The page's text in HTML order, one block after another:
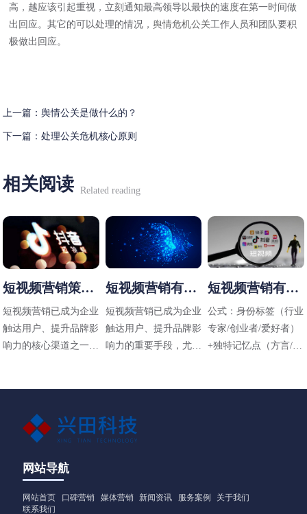
高，越应该引起重视，立刻通知最高领导以最快的速度在第一时间做
出回应。其它的可以处理的情况，舆情危机公关工作人员和团队要积
极做出回应。
上一篇：舆情公关是做什么的？
下一篇：处理公关危机核心原则
相关阅读 Related reading
短视频营销策略
有哪些
短视频营销已成为企业
触达用户、提升品牌影
响力的核心渠道之一，
见的短视频营销策略及
应用方向：
短视频营销有哪
些方法
短视频营销已成为企业
触达用户、提升品牌影
响力的重要手段，尤其
行业（包括工业领域如
阀门企业）的短视频营
短视频营销有哪
些技巧
公式：身份标签（行业
专家/创业者/爱好者）
+独特记忆点（方言/标
网站导航
网站首页 口碑营销 媒体营销 新闻资讯 服务案例
关于我们
联系我们